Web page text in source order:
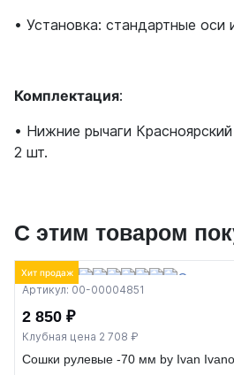
• Установка: стандартные оси
Комплектация:
• Нижние рычаги
2 шт.
С этим товаром
Хит продаж
Артикул: 00-00004851
2 850 ₽
Клубная цена 2 708 ₽
Сошки рулевые -70 мм by Ivan